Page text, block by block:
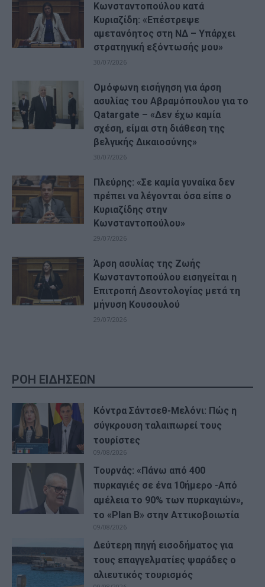
Κωνσταντοπούλου κατά
Κυριαζίδη: «Επέστρεψε
αμετανόητος στη ΝΔ – Υπάρχει
στρατηγική εξόντωσής μου»
30/07/2026
Ομόφωνη εισήγηση για άρση
ασυλίας του Αβραμόπουλου για το
Qatargate – «Δεν έχω καμία
σχέση, είμαι στη διάθεση της
βελγικής Δικαιοσύνης»
30/07/2026
Πλεύρης: «Σε καμία γυναίκα δεν
πρέπει να λέγονται όσα είπε o
Κυριαζίδης στην
Κωνσταντοπούλου»
29/07/2026
Άρση ασυλίας της Ζωής
Κωνσταντοπούλου εισηγείται η
Επιτροπή Δεοντολογίας μετά τη
μήνυση Κουσουλού
29/07/2026
ΡΟΗ ΕΙΔΗΣΕΩΝ
Κόντρα Σάντσεθ-Μελόνι: Πώς η
σύγκρουση ταλαιπωρεί τους
τουρίστες
09/08/2026
Τουρνάς: «Πάνω από 400
πυρκαγιές σε ένα 10ήμερο -Από
αμέλεια το 90% των πυρκαγιών»,
το «Plan B» στην Αττικοβοιωτία
09/08/2026
Δεύτερη πηγή εισοδήματος για
τους επαγγελματίες ψαράδες ο
αλιευτικός τουρισμός